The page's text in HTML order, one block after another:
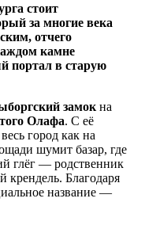
стоит
за многие века
отчего
камне
портал в старую
замок на
Олафа. С её
город как на
шумит базар, где
глёг — родственник
Благодаря
название —